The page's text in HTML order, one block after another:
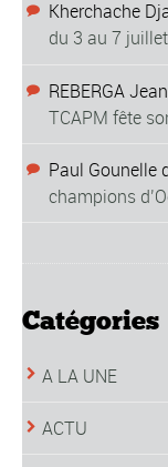
Kherchache
du 3 au 7
REBERGA
TCAPM fête
Paul Gounelle
champions
Catégories
A LA UNE
ACTU